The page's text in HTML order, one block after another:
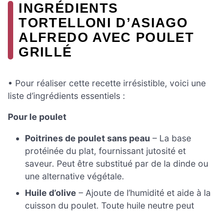
INGRÉDIENTS
TORTELLONI D’ASIAGO
ALFREDO AVEC POULET
GRILLÉ
• Pour réaliser cette recette irrésistible, voici une
liste d’ingrédients essentiels :
Pour le poulet
Poitrines de poulet sans peau – La base
protéinée du plat, fournissant jutosité et
saveur. Peut être substitué par de la dinde ou
une alternative végétale.
Huile d’olive – Ajoute de l’humidité et aide à la
cuisson du poulet. Toute huile neutre peut